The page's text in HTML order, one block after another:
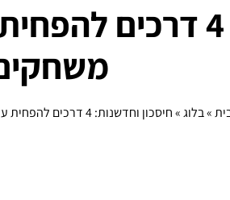
חיסכון וחדשנות: 4
»בלוג»חיסכון וחדשנות: 4 דרכים להפחית עלויות בלמידה באמצעות משחקים